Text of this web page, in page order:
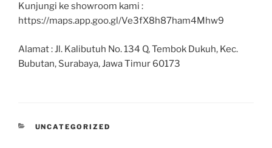
Kunjungi ke showroom kami :
https://maps.app.goo.gl/Ve3fX8h87ham4Mhw9
Alamat : Jl. Kalibutuh No. 134 Q, Tembok Dukuh, Kec.
Bubutan, Surabaya, Jawa Timur 60173
UNCATEGORIZED